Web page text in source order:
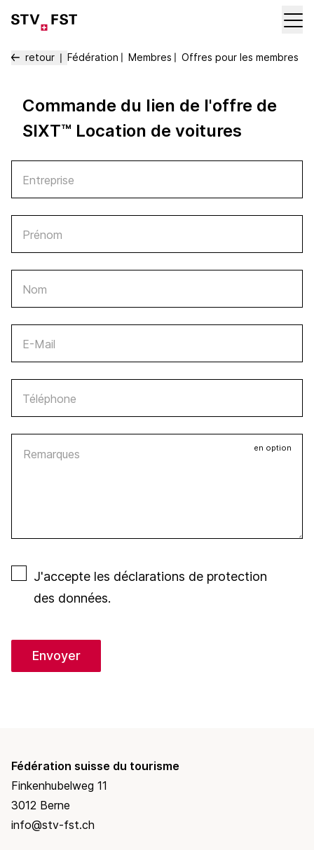
retour 〡 Fédération〡 Membres〡 Offres pour les membres
Commande du lien de l'offre de
SIXT™ Location de voitures
Entreprise
Prénom
Nom
E-Mail
Téléphone
en option
J'accepte les déclarations de protection
des données.
Envoyer
Fédération suisse du tourisme
Finkenhubelweg 11
3012 Berne
info@stv-fst.ch